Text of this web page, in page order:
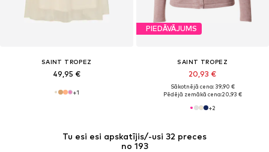
Tu esi esi apskatījis/-usi 32 preces
no 193
SAINT TROPEZ
49,95 €
+1
PIEDĀVĀJUMS
SAINT TROPEZ
20,93 €
Sākotnējā cena: 39,90 €
Pēdējā zemākā cena:20,93 €
+2